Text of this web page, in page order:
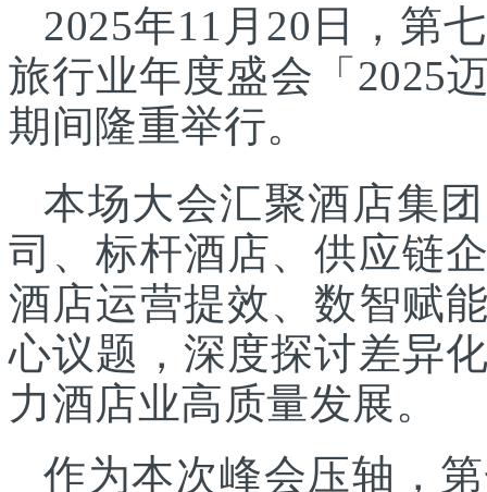
2025年11月20日，第
旅行业年度盛会「2025
期间隆重举行。
本场大会汇聚酒店集
司、标杆酒店、供应链
酒店运营提效、数智赋
心议题，深度探讨差异
力酒店业高质量发展。
作为本次峰会压轴，